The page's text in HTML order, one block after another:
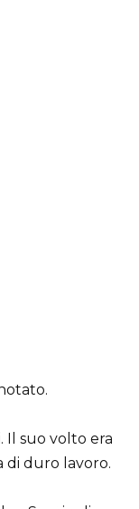
Il suo volto era
di duro lavoro.